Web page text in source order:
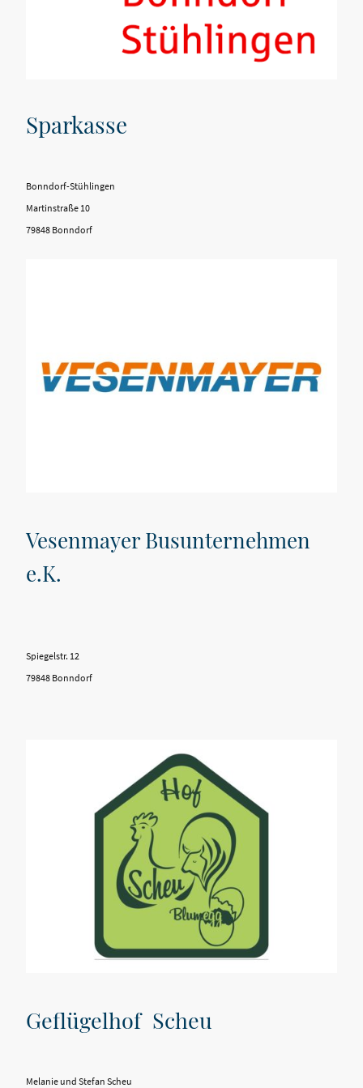
Sparkasse
Bonndorf-Stühlingen
Martinstraße 10
79848 Bonndorf
Vesenmayer Busunternehmen
e.K.
Spiegelstr. 12
79848 Bonndorf
Geflügelhof Scheu
Melanie und Stefan Scheu